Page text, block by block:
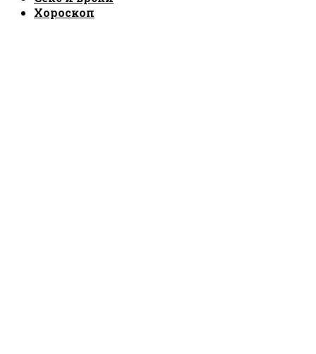
Хороскоп